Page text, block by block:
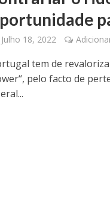
Julho 18, 2022
tem de
pelo facto de